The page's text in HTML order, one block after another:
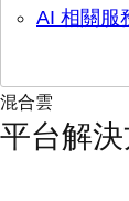
AI 相關服
混合雲
平台解